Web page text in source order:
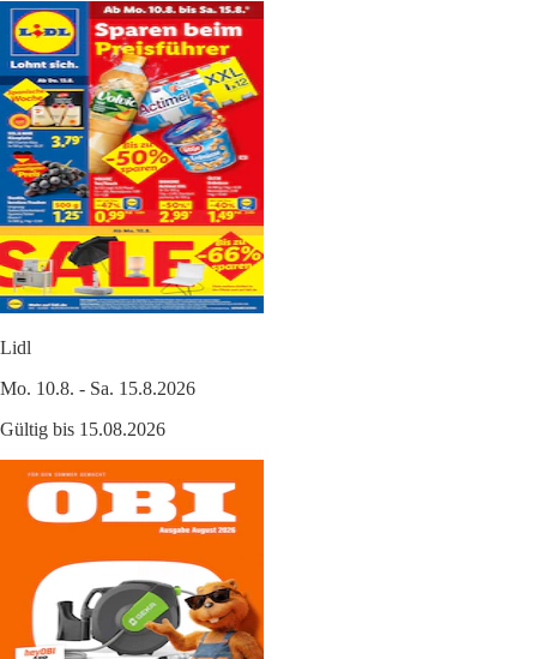
Lidl
Mo. 10.8. - Sa. 15.8.2026
Gültig bis 15.08.2026